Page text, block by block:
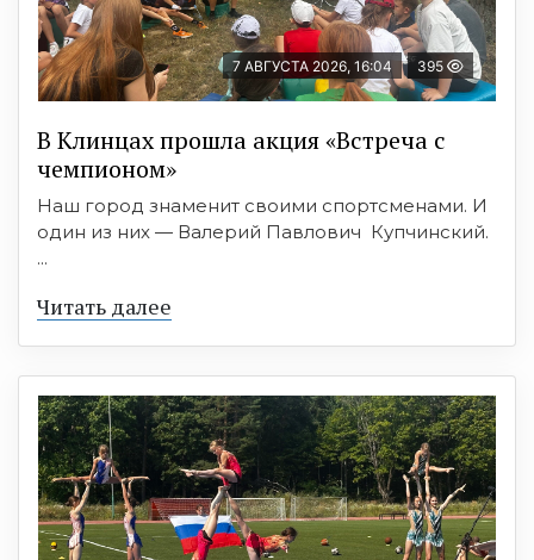
7 АВГУСТА 2026, 16:04 395
В Клинцах прошла акция «Встреча с
чемпионом»
Наш город знаменит своими спортсменами. И
один из них — Валерий Павлович Купчинский.
...
Читать далее